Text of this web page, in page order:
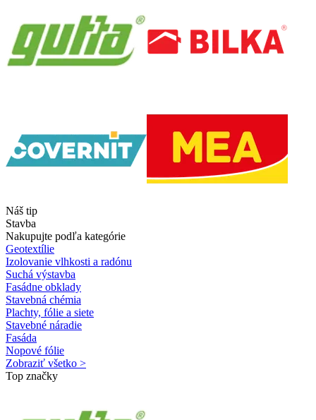
Náš tip
Stavba
Nakupujte podľa kategórie
Geotextílie
Izolovanie vlhkosti a radónu
Suchá výstavba
Fasádne obklady
Stavebná chémia
Plachty, fólie a siete
Stavebné náradie
Fasáda
Nopové fólie
Zobraziť všetko >
Top značky